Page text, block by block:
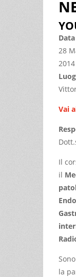
28
2014
Vai
Il
il
la